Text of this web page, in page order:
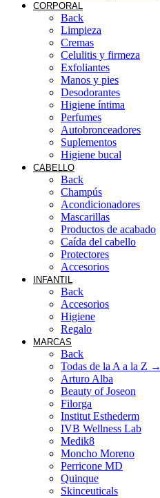
CORPORAL
Back
Limpieza
Cremas
Celulitis y firmeza
Exfoliantes
Manos y pies
Desodorantes
Higiene íntima
Perfumes
Autobronceadores
Suplementos
Higiene bucal
CABELLO
Back
Champús
Acondicionadores
Mascarillas
Productos de acabado
Caída del cabello
Protectores
Accesorios
INFANTIL
Back
Accesorios
Higiene
Regalo
MARCAS
Back
Todas de la A a la Z →
Arturo Alba
Beauty of Joseon
Filorga
Institut Esthederm
IVB Wellness Lab
Medik8
Moncho Moreno
Perricone MD
Quinque
Skinceuticals